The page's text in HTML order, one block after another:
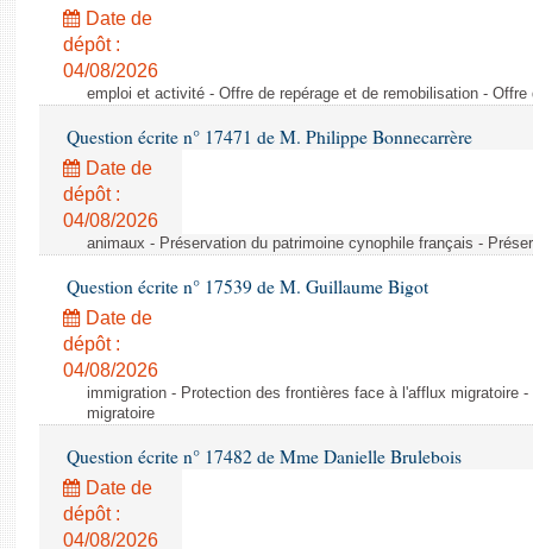
Date de
dépôt :
04/08/2026
emploi et activité - Offre de repérage et de remobilisation -
Question écrite n° 17471 de M. Philippe Bonnecarrère
Date de
dépôt :
04/08/2026
animaux - Préservation du patrimoine cynophile français -
Question écrite n° 17539 de M. Guillaume Bigot
Date de
dépôt :
04/08/2026
immigration - Protection des frontières face à l'afflux migratoire
migratoire
Question écrite n° 17482 de Mme Danielle Brulebois
Date de
dépôt :
04/08/2026